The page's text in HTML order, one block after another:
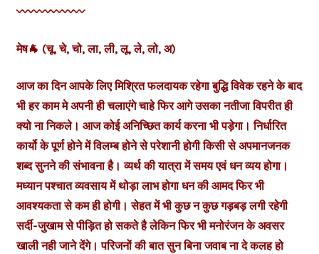
〰️〰️〰️〰️〰️〰️
मेष🐐 (चू, चे, चो, ला, ली, लू, ले, लो, अ)
आज का दिन आपके लिए मिश्रित फलदायक रहेगा बुद्धि विवेक रहने के बाद
भी हर काम मे अपनी ही चलाएंगे चाहे फिर आगे उसका नतीजा विपरीत ही
क्यो ना निकले। आज कोई अनिच्छित कार्य करना भी पड़ेगा। निर्धारित
कार्यो के पूर्ण होने में विलम्ब होने से परेशानी होगी किसी से अपमानजनक
शब्द सुनने की संभावना है। व्यर्थ की यात्रा में समय एवं धन व्यय होगा।
मध्यान पश्चात व्यवसाय में थोड़ा लाभ होगा धन की आमद फिर भी
आवश्यकता से कम ही होगी। सेहत में भी कुछ न कुछ गड़बड़ लगी रहेगी
सर्दी-जुखाम से पीड़ित हो सकते है लेकिन फिर भी मनोरंजन के अवसर
खाली नही जाने देंगे। परिजनों की बात सुन बिना जवाब ना दे कलह हो